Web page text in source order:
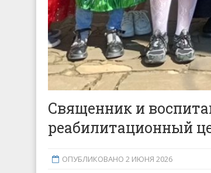
Священник и
реабилитационный
ОПУБЛИКОВАНО 2 ИЮНЯ 2026